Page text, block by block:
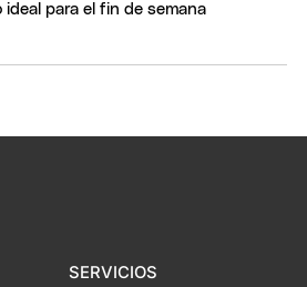
ideal para el fin de semana
SERVICIOS